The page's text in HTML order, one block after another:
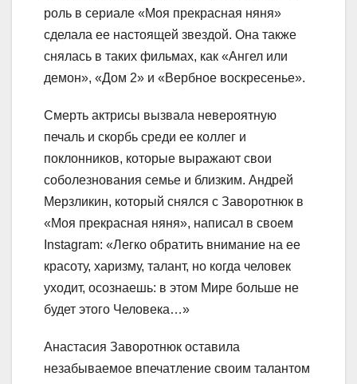
роль в сериале «Моя прекрасная няня»
сделала ее настоящей звездой. Она также
снялась в таких фильмах, как «Ангел или
демон», «Дом 2» и «Вербное воскресенье».
Смерть актрисы вызвала невероятную
печаль и скорбь среди ее коллег и
поклонников, которые выражают свои
соболезнования семье и близким. Андрей
Мерзликин, который снялся с Заворотнюк в
«Моя прекрасная няня», написал в своем
Instagram: «Легко обратить внимание на ее
красоту, харизму, талант, но когда человек
уходит, осознаешь: в этом Мире больше не
будет этого Человека…»
Анастасия Заворотнюк оставила
незабываемое впечатление своим талантом